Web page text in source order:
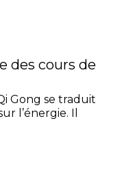
des cours de
Gong se traduit
l’énergie. Il